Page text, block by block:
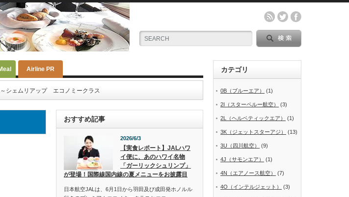
Airline PR
シェムリアップ エコノミークラス
おすすめ記事
2026/6/3
【実食レポート】JALハワ
イ便に、あのハワイ名物
「ガーリックシュリンプ」
が登場！国際線国内線の夏メニューをお披露目
日本航空JALは、6月1日から羽田及び成田発ホノルル
カテゴリ
0B（ブルーエア） (1)
2I（スターペルー航空） (3)
2L（ヘルベティックエア） (1)
3K（ジェットスターアジ） (13)
3U（四川航空） (9)
4J（サモンエア） (1)
4N（エアノース航空） (7)
4O（インテルジェット） (3)